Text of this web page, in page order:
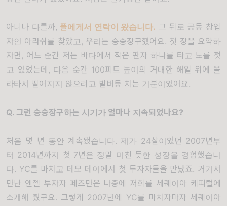
아니나 다를까, 폴에게서 연락이 왔습니다. 그 뒤로 공동 창업
자인 아라쉬를 찾았고 , 우리는 승승장구했어요. 첫 장을 요약하
자면 , 어느 순간 저는 바다에서 작은 판자 하나를 타고 노를 젓
고 있었는데 , 다음 순간 100피트 높이의 거대한 해일 위에 올
라타서 떨어지지 않으려고 발버둥 치는 기분이었어요.
Q. 그런 승승장구하는 시기가 얼마나 지속되었나요?
처음 몇 년 동안 계속됐습니다. 제가 24살이었던 2007년부
터 2014년까지 첫 7년은 정말 미친 듯한 성장을 경험했습니
다. YC를 마치고 데모 데이에서 첫 투자자들을 만났죠. 거기서
만난 엔젤 투자자 페즈만은 나중에 저희를 세퀘이아 케피털에
소개해 줬구요. 그렇게 2007년에 YC를 마치자마자 세퀘이아